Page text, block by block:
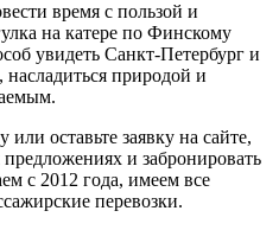
время с пользой и
на катере по Финскому
увидеть Санкт-Петербург и
природой и
оставьте заявку на сайте,
и забронировать
с 2012 года, имеем все
перевозки.